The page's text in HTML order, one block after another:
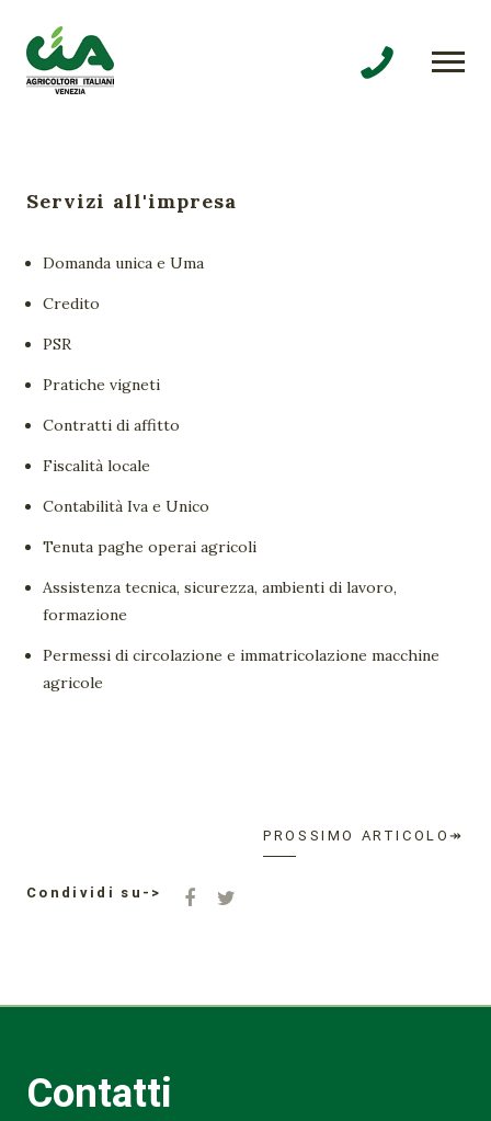
Servizi all'impresa
Domanda unica e Uma
Credito
PSR
Pratiche vigneti
Contratti di affitto
Fiscalità locale
Contabilità Iva e Unico
Tenuta paghe operai agricoli
Assistenza tecnica, sicurezza, ambienti di lavoro,
formazione
Permessi di circolazione e immatricolazione macchine
agricole
PROSSIMO ARTICOLO↠
Condividi su->
Contatti